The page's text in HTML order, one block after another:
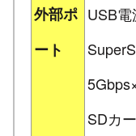
外部ポ
ート
USB電
SDカ